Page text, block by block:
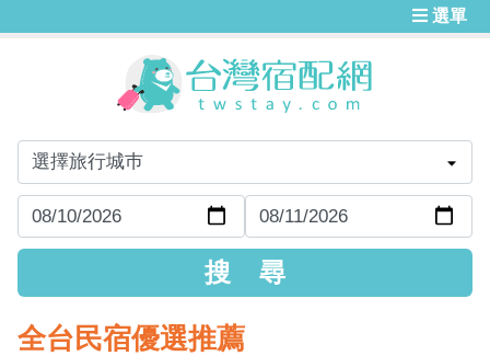
選單
全台民宿優選推薦